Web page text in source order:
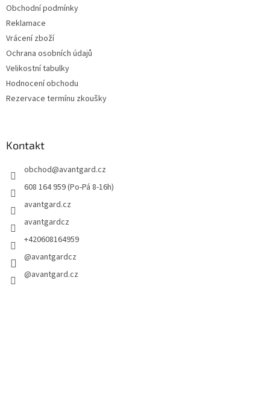
Obchodní podmínky
Reklamace
Vrácení zboží
Ochrana osobních údajů
Velikostní tabulky
Hodnocení obchodu
Rezervace termínu zkoušky
Kontakt
obchod@avantgard.cz
608 164 959 (Po-Pá 8-16h)
avantgard.cz
avantgardcz
+420608164959
@avantgardcz
@avantgard.cz